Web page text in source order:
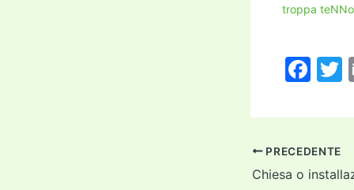
troppa
F
c
e
b
PRECEDENTE
Chiesa o